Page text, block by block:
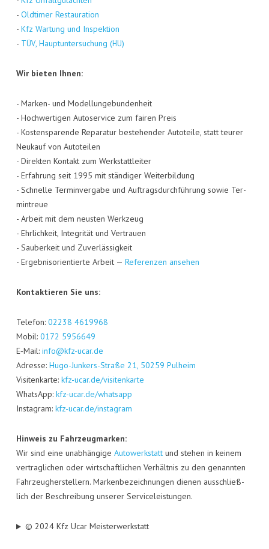
- Old­ti­mer Restau­ra­ti­on
- Kfz War­tung und Inspek­ti­on
- TÜV, Haupt­un­ter­su­chung (HU)
Wir bie­ten Ihnen:
- Mar­ken- und Model­lun­ge­bun­den­heit
- Hoch­wer­ti­gen Auto­ser­vice zum fai­ren Preis
- Kos­ten­spa­ren­de Repa­ra­tur bestehen­der Auto­tei­le, statt teu­rer
Neu­kauf von Auto­tei­len
- Direk­ten Kon­takt zum Werk­statt­lei­ter
- Erfah­rung seit 1995 mit stän­di­ger Wei­ter­bil­dung
- Schnel­le Ter­min­ver­ga­be und Auf­trags­durch­füh­rung sowie Ter­
min­treue
- Arbeit mit dem neus­ten Werk­zeug
- Ehr­lich­keit, Inte­gri­tät und Ver­trau­en
- Sau­ber­keit und Zuver­läs­sig­keit
- Ergeb­nis­ori­en­tier­te Arbeit — Refe­ren­zen ansehen
Kon­tak­tie­ren Sie uns:
Tele­fon: 02238 4619968
Mobil: 0172 5956649
E‑Mail: info@kfz-ucar.de
Adres­se: Hugo-Jun­kers-Stra­ße 21, 50259 Pul­heim
Visi­ten­kar­te: kfz-ucar.de/visitenkarte
Whats­App: kfz-ucar.de/whatsapp
Insta­gram: kfz-ucar.de/instagram
Hin­weis zu Fahr­zeug­mar­ken:
Wir sind eine unab­hän­gi­ge Auto­werk­stattund ste­hen in kei­nem
ver­trag­li­chen oder wirt­schaft­li­chen Ver­hält­nis zu den genann­ten
Fahr­zeug­her­stel­lern. Mar­ken­be­zeich­nun­gen die­nen aus­schließ­
lich der Beschrei­bung unse­rer Serviceleistungen.
© 2024 Kfz Ucar Meisterwerkstatt